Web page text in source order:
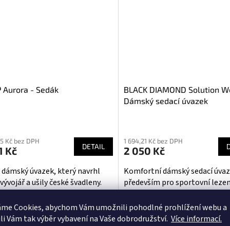
Cookies, abychom Vámumožnili pohodlné prohlížení webu a
Vám tak výběr vybavení na Vaše dobrodružství. Více informací.
Aurora - Sedák
Kč bez DPH
Kč DETAIL
úvazek, který navrhl
a ušily české švadleny.
alpinismus. Velmi dobře
BLACK DIAMOND Solution
Dámský sedací úvazek
1 694,21 Kč bez DPH
2 050 Kč
Komfortní dámský sedací
především pro sportovní
Akce